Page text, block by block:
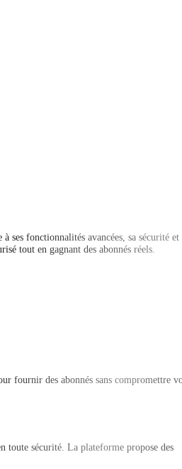
à ses fonctionnalités avancées, sa sécurité et
tout en gagnant des abonnés réels.
fournir des abonnés sans compromettre
toute sécurité. La plateforme propose des